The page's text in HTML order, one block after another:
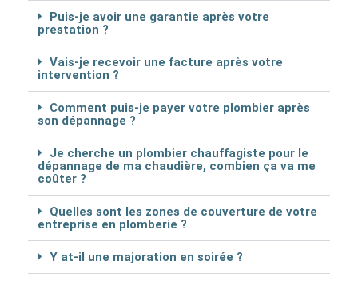
Puis-je avoir une garantie après votre
prestation ?
Vais-je recevoir une facture après votre
intervention ?
Comment puis-je payer votre plombier après
son dépannage ?
Je cherche un plombier chauffagiste pour le
dépannage de ma chaudière, combien ça va me
coûter ?
Quelles sont les zones de couverture de votre
entreprise en plomberie ?
Y at-il une majoration en soirée ?